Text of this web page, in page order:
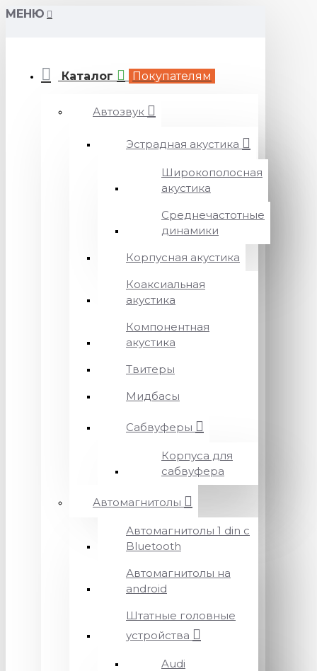
МЕНЮ
Каталог Покупателям
Автозвук
Эстрадная акустика
Широкополосная
акустика
Среднечастотные
динамики
Корпусная акустика
Коаксиальная
акустика
Компонентная
акустика
Твитеры
Мидбасы
Сабвуферы
Корпуса для
сабвуфера
Автомагнитолы
Автомагнитолы 1 din с
Bluetooth
Автомагнитолы на
android
Штатные головные
устройства
Audi